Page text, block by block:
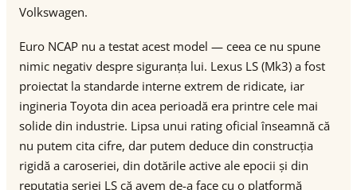
Volkswagen.
Euro NCAP nu a testat acest model — ceea ce nu spune
nimic negativ despre siguranța lui. Lexus LS (Mk3) a fost
proiectat la standarde interne extrem de ridicate, iar
ingineria Toyota din acea perioadă era printre cele mai
solide din industrie. Lipsa unui rating oficial înseamnă că
nu putem cita cifre, dar putem deduce din construcția
rigidă a caroseriei, din dotările active ale epocii și din
reputația seriei LS că avem de-a face cu o platformă